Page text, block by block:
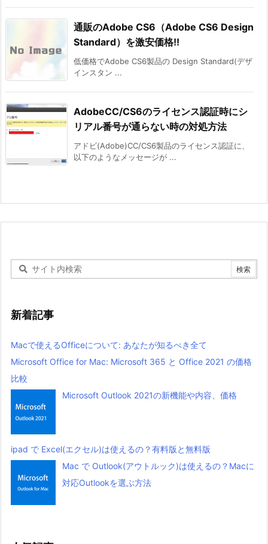
通販のAdobe CS6（Adobe CS6 Design
Standard）を激安価格!!
低価格でAdobe CS6製品の Design Standard(デザ
インスタン ...
AdobeCC/CS6のライセンス認証時にシ
リアル番号が通らない時の対処方法
アドビ(Adobe)CC/CS6製品のライセンス認証に、
以下のようなメッセージが ...
新着記事
Macで使えるOfficeについて: あなたが知るべき全て
Microsoft Office for Mac: Microsoft 365 と Office 2021 の価格
比較
Microsoft Outlook 2021の新機能や内容、価格
ipad で Excel(エクセル)は使えるの？有料版と無料版
Mac で Outlook(アウトルック)は使えるの？Macに
対応Outlookを選ぶ方法